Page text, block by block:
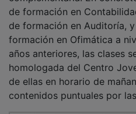
de formación en
de formación en Auditoría,
formación en Ofimática a
años anteriores, las clases
homologada del Centro
de ellas en horario de
contenidos puntuales por